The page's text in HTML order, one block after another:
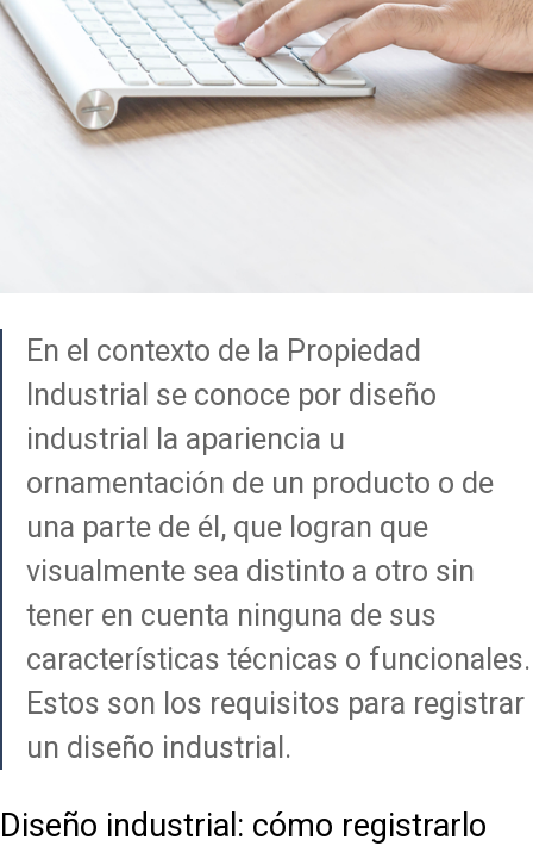
En el contexto de la Propiedad
Industrial se conoce por diseño
industrial la apariencia u
ornamentación de un producto o de
una parte de él, que logran que
visualmente sea distinto a otro sin
tener en cuenta ninguna de sus
características técnicas o funcionales.
Estos son los requisitos para registrar
un diseño industrial.
Diseño industrial: cómo registrarlo